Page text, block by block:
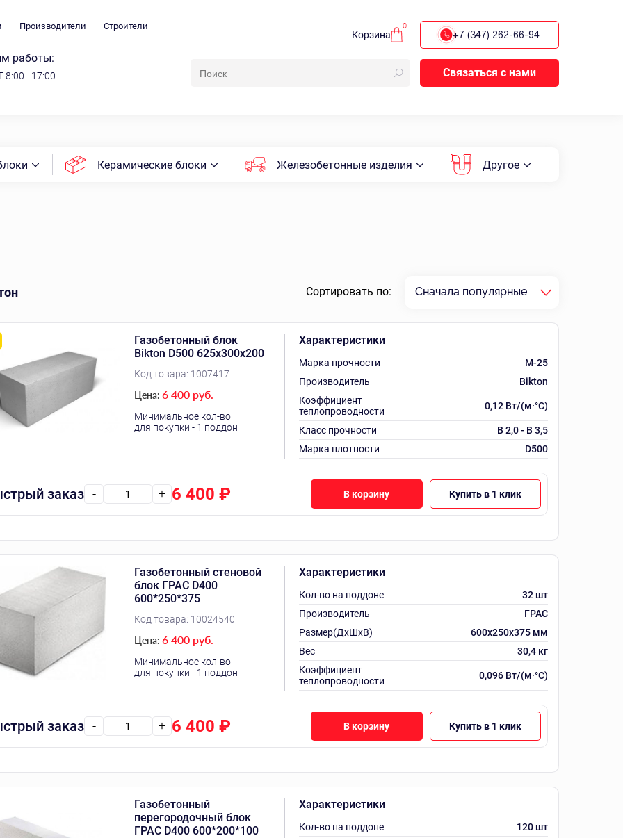
Производители Строители
Корзина
0
+7 (347) 262-66-94
работы:
8:00 - 17:00 Связаться с нами
Керамические блоки Железобетонные изделия Другое
Сортировать по: Сначала популярные
Газобетонный блок
Bikton D500 625х300х200
Код товара: 1007417
Цена: 6 400 руб.
Минимальное кол-во
для покупки - 1 поддон
Характеристики
Марка прочности
M-25
Производитель
Bikton
Коэффициент
теплопроводности
0,12 Вт/(м·°C)
Класс прочности
B 2,0 - B 3,5
Марка плотности
D500
заказ - + 6 400 ₽ В корзину Купить в 1 клик
Газобетонный стеновой
блок ГРАС D400
600*250*375
Код товара: 10024540
Цена: 6 400 руб.
Минимальное кол-во
для покупки - 1 поддон
Характеристики
Кол-во на поддоне
32 шт
Производитель
ГРАС
Размер(ДхШхВ)
600х250х375 мм
Вес
30,4 кг
Коэффициент
теплопроводности
0,096 Вт/(м·°C)
заказ - + 6 400 ₽ В корзину Купить в 1 клик
Газобетонный
перегородочный блок
ГРАС D400 600*200*100
Характеристики
Кол-во на поддоне
120 шт